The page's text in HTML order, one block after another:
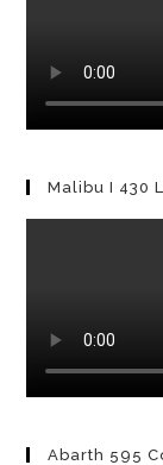
Malibu I 430
Abarth 595